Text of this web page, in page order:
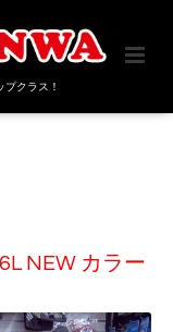
クラス！
NEW カラー